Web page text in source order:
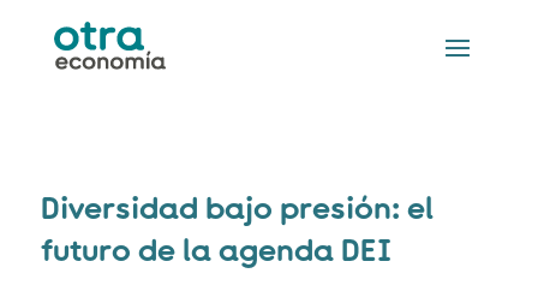
Diversidad bajo presión: el
futuro de la agenda DEI